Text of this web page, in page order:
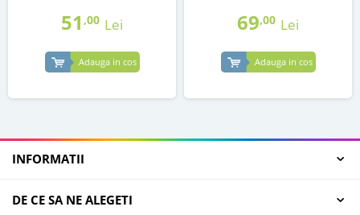
51 ,00 Lei
Adauga in cos
69,00 Lei
Adauga in cos
INFORMATII
DE CE SA NE ALEGETI